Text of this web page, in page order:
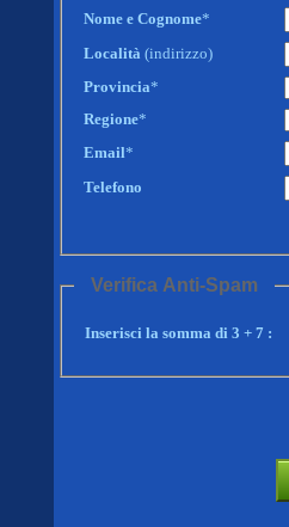
Nome e Cognome*
Località (indirizzo)
Provincia*
Regione*
Email*
Telefono
Verifica Anti-Spam
Inserisci la somma di 3 + 7 :